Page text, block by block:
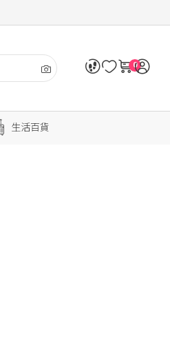
0
生活百貨